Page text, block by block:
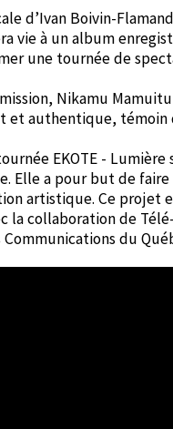
d’Ivan Boivin-
vie à un album
une tournée de
Nikamu
et authentique,
EKOTE -
Elle a pour but de
artistique. Ce projet
la collaboration de
du